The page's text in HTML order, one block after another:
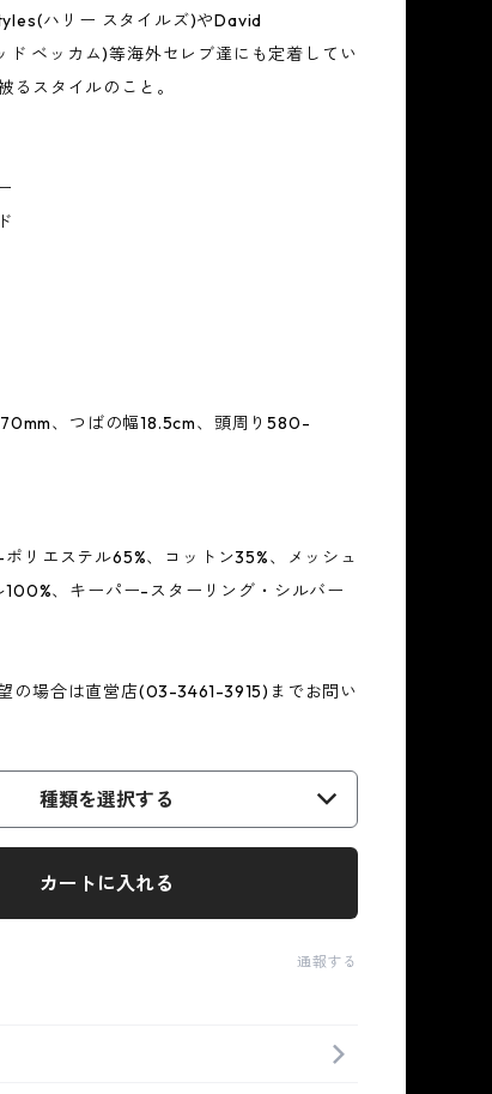
ハリー スタイルズ)やDavid
ベッカム)等海外セレブ達にも定着してい
るスタイルのこと。
、つばの幅18.5cm、頭周り580-
リエステル65%、コットン35%、メッシュ
、キーパー-スターリング・シルバー
の場合は直営店(03-3461-3915)までお問い
種類を選択する
カートに入れる
通報する